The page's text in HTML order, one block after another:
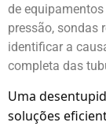
de
pressão, sondas
identificar a
completa das
Uma
soluções